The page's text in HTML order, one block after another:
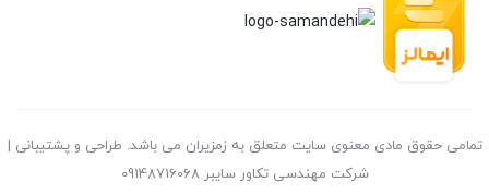
تمامی حقوق مادی معنوی سایت متعلق به زمزیران می باشد. طراحی و پشتیبانی |
شرکت مهندسی تکاور سایبر 09148716068